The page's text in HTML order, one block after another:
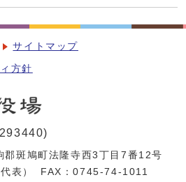
サイトマップ
方針
郡斑鳩町法隆寺西3丁目7番12号
代表） FAX：0745-74-1011